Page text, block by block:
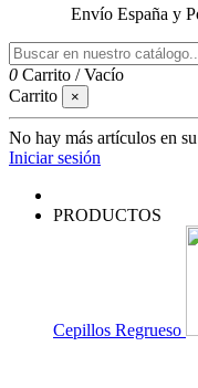
Envío España
0 Carrito /Vacío
Carrito
×
No hay más artículos en
Iniciar sesión
PRODUCTOS
Cepillos Regrueso